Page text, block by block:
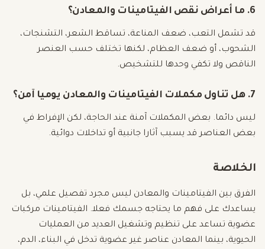
6. ما أعراض نقص الفيتامينات والمعادن؟
قد تشمل التعب، ضعف المناعة، تساقط الشعر، التشنجات،
الشحوب، أو ضعف العظام، لكنها تختلف حسب العنصر
الناقص ولا تكفي وحدها للتشخيص.
7. هل تناول مكملات الفيتامينات والمعادن يوميا آمن؟
ليس دائما. بعض المكملات آمنة عند الحاجة، لكن الإفراط في
بعض العناصر قد يسبب آثارا جانبية أو تداخلات دوائية.
الخلاصة
الفرق بين الفيتامينات والمعادن ليس مجرد تفصيل علمي، بل
يساعدك على فهم ما يحتاجه جسمك فعلا. الفيتامينات مركبات
عضوية تساعد على تنظيم وتشغيل العديد من العمليات
الحيوية، بينما المعادن عناصر غير عضوية تدخل في البناء، الدم،